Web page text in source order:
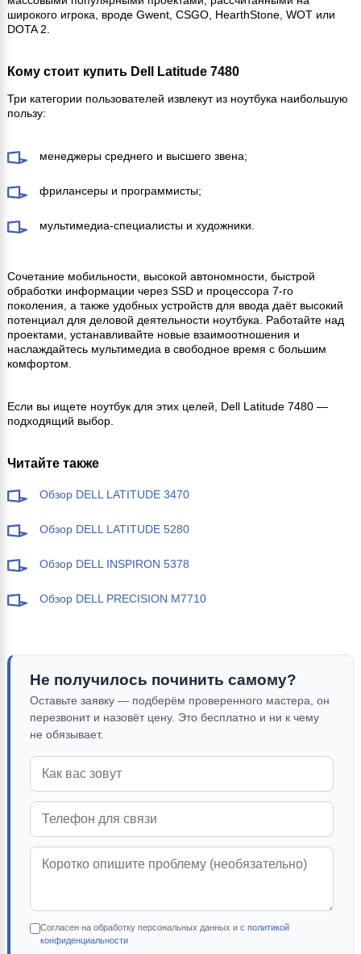
широкого игрока, вроде Gwent, CSGO, HearthStone, WOT или
DOTA 2.
Кому стоит купить Dell Latitude 7480
Три категории пользователей извлекут из ноутбука наибольшую
пользу:
менеджеры среднего и высшего звена;
фрилансеры и программисты;
мультимедиа-специалисты и художники.
Сочетание мобильности, высокой автономности, быстрой
обработки информации через SSD и процессора 7-го
поколения, а также удобных устройств для ввода даёт высокий
потенциал для деловой деятельности ноутбука. Работайте над
проектами, устанавливайте новые взаимоотношения и
наслаждайтесь мультимедиа в свободное время с большим
комфортом.
Если вы ищете ноутбук для этих целей, Dell Latitude 7480 —
подходящий выбор.
Читайте также
Обзор DELL LATITUDE 3470
Обзор DELL LATITUDE 5280
Обзор DELL INSPIRON 5378
Обзор DELL PRECISION M7710
Не получилось починить самому?
Оставьте заявку — подберём проверенного мастера, он
перезвонит и назовёт цену. Это бесплатно и ни к чему
не обязывает.
Согласен на обработку персональных данных и с политикой
конфиденциальности